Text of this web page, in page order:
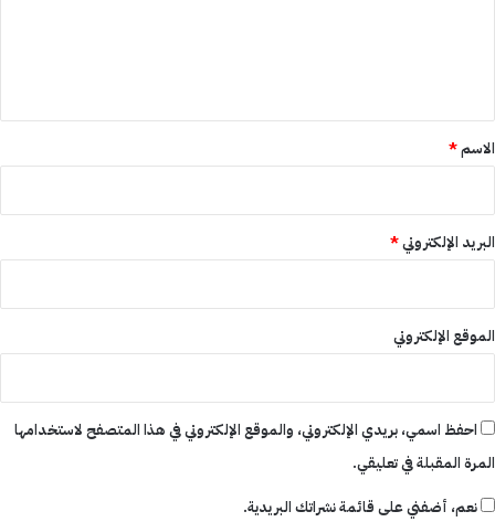
*
الاسم*
البريد الإلكتروني*
الموقع الإلكتروني
احفظ اسمي، بريدي الإلكتروني، والموقع الإلكتروني في هذا المتصفح لاستخدامها
المرة المقبلة في تعليقي.
نعم، أضفني على قائمة نشراتك البريدية.